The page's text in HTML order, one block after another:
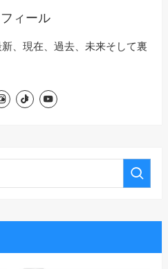
ィール
、現在、過去、未来そして裏